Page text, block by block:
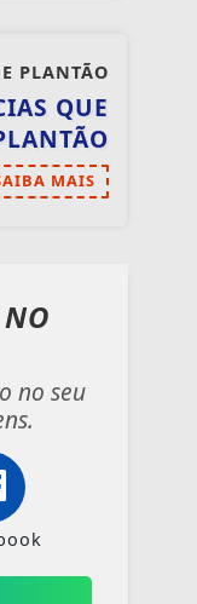
PLANTÃO
QUE
MAIS
NO
no seu